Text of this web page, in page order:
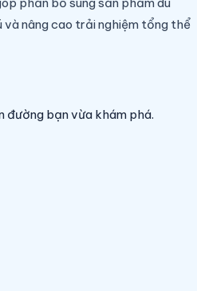
và nâng cao trải nghiệm tổng thể
đường bạn vừa khám phá.